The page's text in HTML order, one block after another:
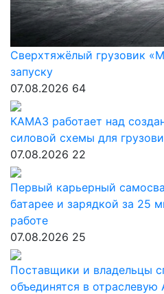
Сверхтяжёлый грузовик
запуску
07.08.2026 64
КАМАЗ работает над
силовой схемы для
07.08.2026 22
Первый карьерный
батарее и зарядкой за 25
работе
07.08.2026 25
Поставщики и владельцы
объединятся в